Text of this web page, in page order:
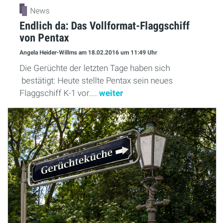
News
Endlich da: Das Vollformat-Flaggschiff
von Pentax
Angela Heider-Willms am 18.02.2016 um 11:49 Uhr
Die Gerüchte der letzten Tage haben sich
bestätigt: Heute stellte Pentax sein neues
Flaggschiff K-1 vor.... weiter